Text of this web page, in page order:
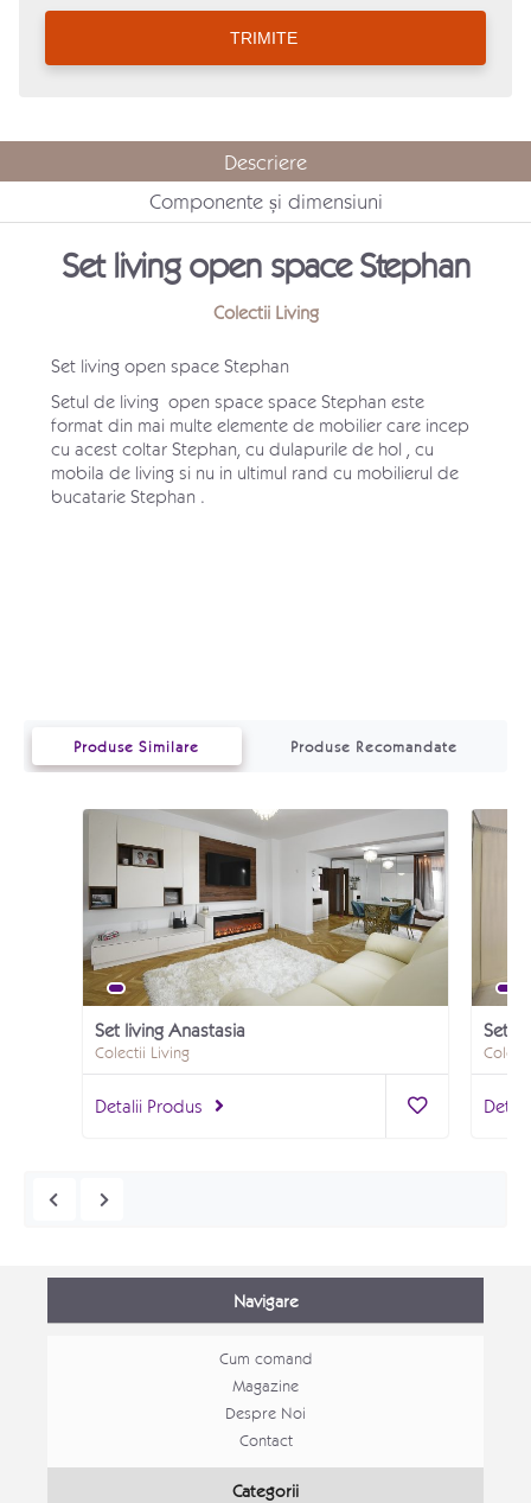
Descriere
Componente și dimensiuni
Set living open space Stephan
Colectii Living
Set living open space Stephan
Setul de living open space space Stephan este
format din mai multe elemente de mobilier care incep
cu acest coltar Stephan, cu dulapurile de hol , cu
mobila de living si nu in ultimul rand cu mobilierul de
bucatarie Stephan .
Produse Similare Produse Recomandate
Set living Anastasia
Colectii Living
Detalii Produs
Mobila tineret Stefan
Navigare
Cum comand
Magazine
Despre Noi
Contact
Categorii